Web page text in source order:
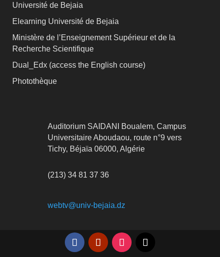
Université de Bejaia
Elearning Université de Bejaia
Ministère de l’Enseignement Supérieur et de la
Recherche Scientifique
Dual_Edx (access the English course)
Photothèque
Auditorium SAIDANI Boualem, Campus
Universitaire Aboudaou, route n°9 vers
Tichy, Béjaïa 06000, Algérie
(213) 34 81 37 36
webtv@univ-bejaia.dz